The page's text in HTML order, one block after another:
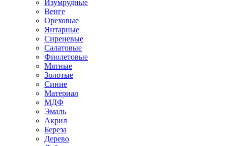
Изумрудные
Венге
Ореховые
Янтарные
Сиреневые
Салатовые
Фиолетовые
Мятные
Золотые
Синие
Материал
МДФ
Эмаль
Акрил
Береза
Дерево